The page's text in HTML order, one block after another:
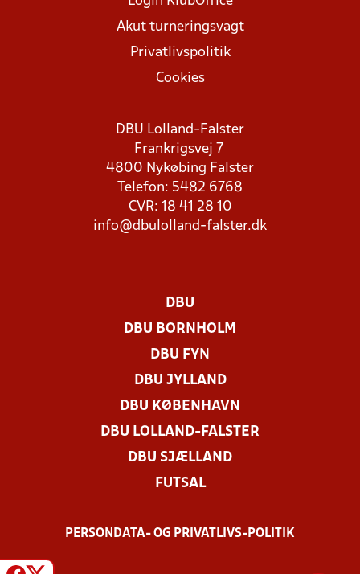
Akut turneringsvagt
Privatlivspolitik
Cookies
DBU Lolland-Falster
Frankrigsvej 7
4800 Nykøbing Falster
Telefon: 5482 6768
CVR: 18 41 28 10
info@dbulolland-falster.dk
DBU
DBU BORNHOLM
DBU FYN
DBU JYLLAND
DBU KØBENHAVN
DBU LOLLAND-FALSTER
DBU SJÆLLAND
FUTSAL
PERSONDATA- OG PRIVATLIVS-POLITIK